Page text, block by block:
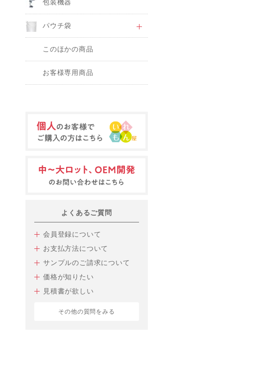
包装機器
パウチ袋
このほかの商品
お客様専用商品
よくあるご質問
会員登録について
お支払方法について
サンプルのご請求について
価格が知りたい
見積書が欲しい
その他の質問をみる